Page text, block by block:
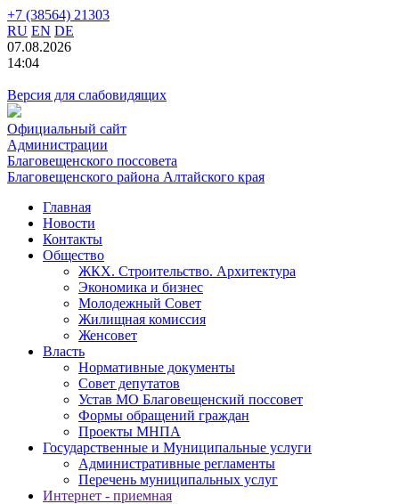
+7 (38564) 21303
RU EN DE
07.08.2026
14:04
Версия для слабовидящих
Официальный сайт
Администрации
Благовещенского поссовета
Благовещенского района Алтайского края
Главная
Новости
Контакты
Общество
ЖКХ. Строительство. Архитектура
Экономика и бизнес
Молодежный Совет
Жилищная комиссия
Женсовет
Власть
Нормативные документы
Совет депутатов
Устав МО Благовещенский поссовет
Формы обращений граждан
Проекты МНПА
Государственные и Муниципальные услуги
Административные регламенты
Перечень муниципальных услуг
Интернет - приемная